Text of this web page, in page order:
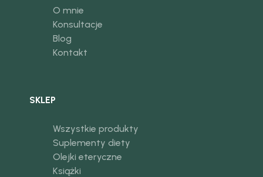
O mnie
Konsultacje
Blog
Kontakt
SKLEP
Wszystkie produkty
Suplementy diety
Olejki eteryczne
Książki